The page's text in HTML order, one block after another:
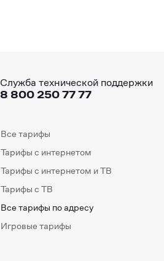
Служба технической поддержки
8 800 250 77 77
Все тарифы
Тарифы с интернетом
Тарифы с интернетом и ТВ
Тарифы с ТВ
Все тарифы по адресу
Игровые тарифы